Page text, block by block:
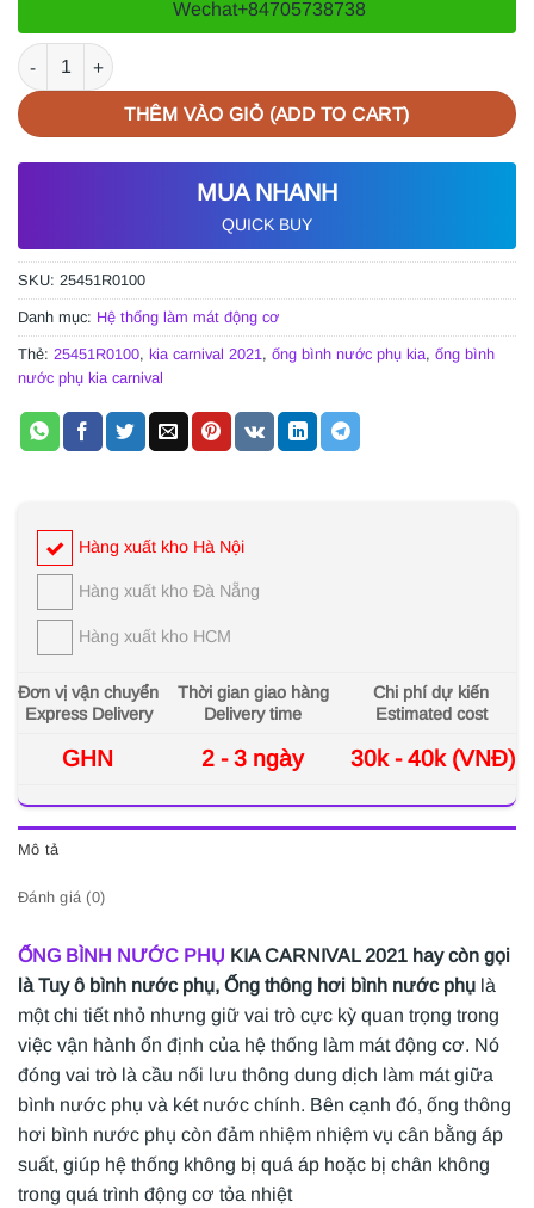
Wechat+84705738738
ỐNG BÌNH NƯỚC PHỤ KIA CARNIVAL 2021 số lượng
THÊM VÀO GIỎ (ADD TO CART)
MUA NHANH
QUICK BUY
SKU: 25451R0100
Danh mục: Hệ thống làm mát động cơ
Thẻ: 25451R0100, kia carnival 2021, ống bình nước phụ kia, ống bình
nước phụ kia carnival
Hàng xuất kho Hà Nội
Hàng xuất kho Đà Nẵng
Hàng xuất kho HCM
Đơn vị vận chuyển
Express Delivery
Thời gian giao hàng
Delivery time
Chi phí dự kiến
Estimated cost
GHN 2 - 3 ngày 30k - 40k (VNĐ)
Mô tả
Đánh giá (0)
ỐNG BÌNH NƯỚC PHỤ KIA CARNIVAL 2021 hay còn gọi
là Tuy ô bình nước phụ, Ống thông hơi bình nước phụ là
một chi tiết nhỏ nhưng giữ vai trò cực kỳ quan trọng trong
việc vận hành ổn định của hệ thống làm mát động cơ. Nó
đóng vai trò là cầu nối lưu thông dung dịch làm mát giữa
bình nước phụ và két nước chính. Bên cạnh đó, ống thông
hơi bình nước phụ còn đảm nhiệm nhiệm vụ cân bằng áp
suất, giúp hệ thống không bị quá áp hoặc bị chân không
trong quá trình động cơ tỏa nhiệt